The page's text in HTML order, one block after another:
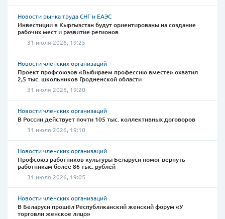
Новости рынка труда СНГ и ЕАЭС
Инвестиции в Кыргызстан будут ориентированы на создание
рабочих мест и развитие регионов
31 июля 2026, 19:25
Новости членских организаций
Проект профсоюзов «Выбираем профессию вместе» охватил
2,5 тыс. школьников Гродненской области
31 июля 2026, 19:20
Новости членских организаций
В России действует почти 105 тыс. коллективных договоров
31 июля 2026, 19:10
Новости членских организаций
Профсоюз работников культуры Беларуси помог вернуть
работникам более 86 тыс. рублей
31 июля 2026, 19:05
Новости членских организаций
В Беларуси прошёл Республиканский женский форум «У
торговли женское лицо»